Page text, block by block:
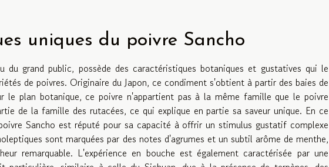
uniques du poivre Sancho
du grand public, possède des caractéristiques botaniques et gustatives qui le
de poivres. Originaire du Japon, ce condiment s'obtient à partir des baies de
le plan botanique, ce poivre n'appartient pas à la même famille que le poivre
de la famille des rutacées, ce qui explique en partie sa saveur unique. En ce
Sancho est réputé pour sa capacité à offrir un stimulus gustatif complexe
sont marquées par des notes d'agrumes et un subtil arôme de menthe,
remarquable. L'expérience en bouche est également caractérisée par une